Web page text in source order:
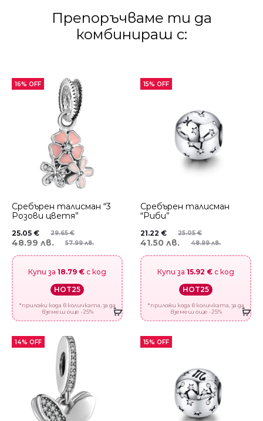
Препоръчваме ти да
комбинираш с:
16% OFF
Сребърен талисман “3
Розови цветя”
29.65€
25.05 €
57.99 лв.
48.99 лв.
Купи за 18.79 € с код
HOT25
*приложи кода в количката, за да
вземеш още -25%
15% OFF
Сребърен талисман
“Риби”
25.05€
21.22 €
48.99 лв.
41.50 лв.
Купи за 15.92 € с код
HOT25
*приложи кода в количката, за да
вземеш още -25%
14% OFF 15% OFF